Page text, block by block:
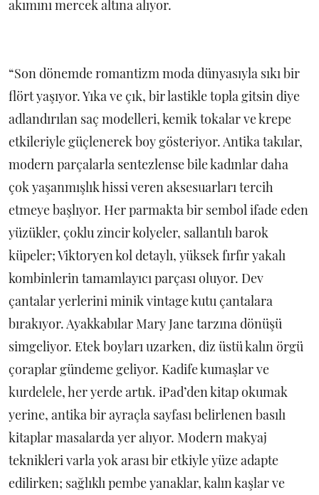
akımını mercek altına alıyor.
“Son dönemde romantizm moda dünyasıyla sıkı bir
flört yaşıyor. Yıka ve çık, bir lastikle topla gitsin diye
adlandırılan saç modelleri, kemik tokalar ve krepe
etkileriyle güçlenerek boy gösteriyor. Antika takılar,
modern parçalarla sentezlense bile kadınlar daha
çok yaşanmışlık hissi veren aksesuarları tercih
etmeye başlıyor. Her parmakta bir sembol ifade eden
yüzükler, çoklu zincir kolyeler, sallantılı barok
küpeler; Viktoryen kol detaylı, yüksek fırfır yakalı
kombinlerin tamamlayıcı parçası oluyor. Dev
çantalar yerlerini minik vintage kutu çantalara
bırakıyor. Ayakkabılar Mary Jane tarzına dönüşü
simgeliyor. Etek boyları uzarken, diz üstü kalın örgü
çoraplar gündeme geliyor. Kadife kumaşlar ve
kurdelele, her yerde artık. iPad’den kitap okumak
yerine, antika bir ayraçla sayfası belirlenen basılı
kitaplar masalarda yer alıyor. Modern makyaj
teknikleri varla yok arası bir etkiyle yüze adapte
edilirken; sağlıklı pembe yanaklar, kalın kaşlar ve